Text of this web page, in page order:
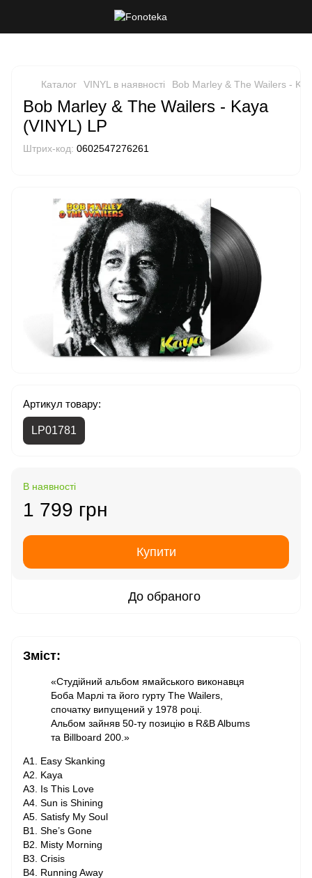
Каталог VINYL в наявності Bob Marley & The Wailers -
Bob Marley & The Wailers - Kaya
(VINYL) LP
Штрих-код: 0602547276261
Артикул товару:
LP01781
В наявності
1 799 грн
Купити
До обраного
Зміст:
«Студійний альбом ямайського виконавця
Боба Марлі та його гурту The Wailers,
спочатку випущений у 1978 році.
Альбом зайняв 50-ту позицію в R&B Albums
та Billboard 200.»
A1. Easy Skanking
A2. Kaya
A3. Is This Love
A4. Sun is Shining
A5. Satisfy My Soul
B1. She’s Gone
B2. Misty Morning
B3. Crisis
B4. Running Away